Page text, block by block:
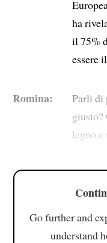
ha
il 75%
essere
Romina:
Parli di
giusto?
legno e
Go further and
understand